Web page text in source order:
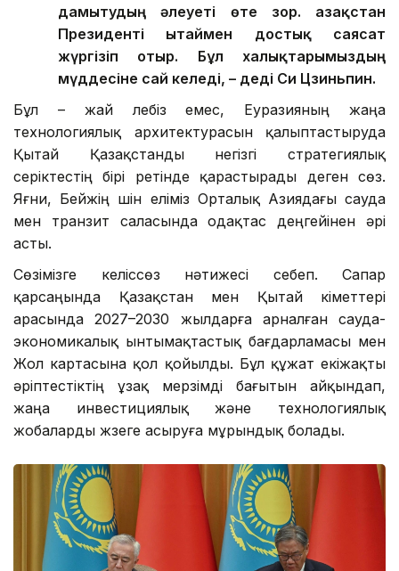
дамытудың әлеуеті өте зор. Қазақстан
Президенті Қытаймен достық саясат
жүргізіп отыр. Бұл халықтарымыздың
мүддесіне сай келеді, – деді Си Цзиньпин.
Бұл – жай лебіз емес, Еуразияның жаңа
технологиялық архитектурасын қалыптастыруда
Қытай Қазақстанды негізгі стратегиялық
серіктестің бірі ретінде қарастырады деген сөз.
Яғни, Бейжің үшін еліміз Орталық Азиядағы сауда
мен транзит саласында одақтас деңгейінен әрі
асты.
Сөзімізге келіссөз нәтижесі себеп. Сапар
қарсаңында Қазақстан мен Қытай үкіметтері
арасында 2027–2030 жылдарға арналған сауда-
экономикалық ынтымақтастық бағдарламасы мен
Жол картасына қол қойылды. Бұл құжат екіжақты
әріптестіктің ұзақ мерзімді бағытын айқындап,
жаңа инвестициялық және технологиялық
жобаларды жүзеге асыруға мұрындық болады.